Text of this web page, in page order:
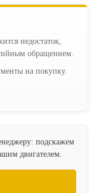
недостаток,
обращением.
на покупку.
подскажем
двигателем.